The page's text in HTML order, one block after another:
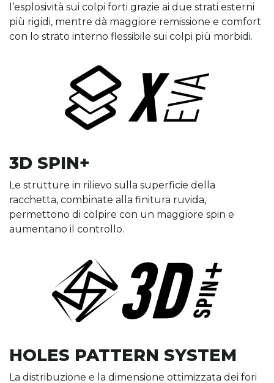
l’esplosività sui colpi forti grazie ai due strati esterni
più rigidi, mentre dà maggiore remissione e comfort
con lo strato interno flessibile sui colpi più morbidi.
3D SPIN+
Le strutture in rilievo sulla superficie della
racchetta, combinate alla finitura ruvida,
permettono di colpire con un maggiore spin e
aumentano il controllo.
HOLES PATTERN SYSTEM
La distribuzione e la dimensione ottimizzata dei fori